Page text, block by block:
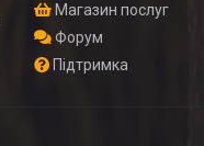
Магазин послуг
Форум
Підтримка